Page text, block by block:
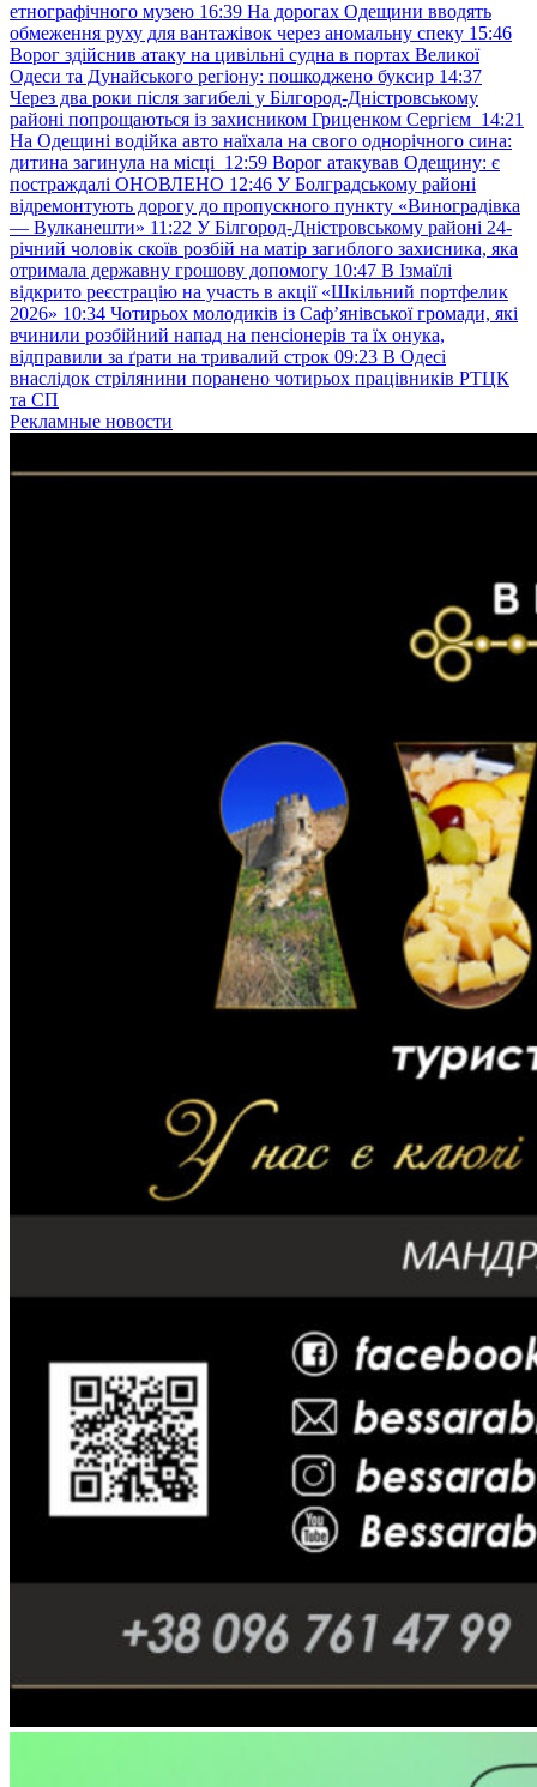
етнографічного музею 16:39 На дорогах Одещини вводять
обмеження руху для вантажівок через аномальну спеку 15:46
Ворог здійснив атаку на цивільні судна в портах Великої
Одеси та Дунайського регіону: пошкоджено буксир 14:37
Через два роки після загибелі у Білгород-Дністровському
районі попрощаються із захисником Гриценком Сергієм 14:21
На Одещині водійка авто наїхала на свого однорічного сина:
дитина загинула на місці 12:59 Ворог атакував Одещину: є
постраждалі ОНОВЛЕНО 12:46 У Болградському районі
відремонтують дорогу до пропускного пункту «Виноградівка
— Вулканешти» 11:22 У Білгород-Дністровському районі 24-
річний чоловік скоїв розбій на матір загиблого захисника, яка
отримала державну грошову допомогу 10:47 В Ізмаїлі
відкрито реєстрацію на участь в акції «Шкільний портфелик
2026» 10:34 Чотирьох молодиків із Саф’янівської громади, які
вчинили розбійний напад на пенсіонерів та їх онука,
відправили за ґрати на тривалий строк 09:23 В Одесі
внаслідок стрілянини поранено чотирьох працівників РТЦК
та СП
Рекламные новости